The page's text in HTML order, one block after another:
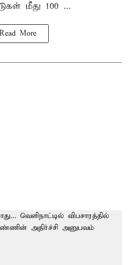
மீது 100 ...
Read More